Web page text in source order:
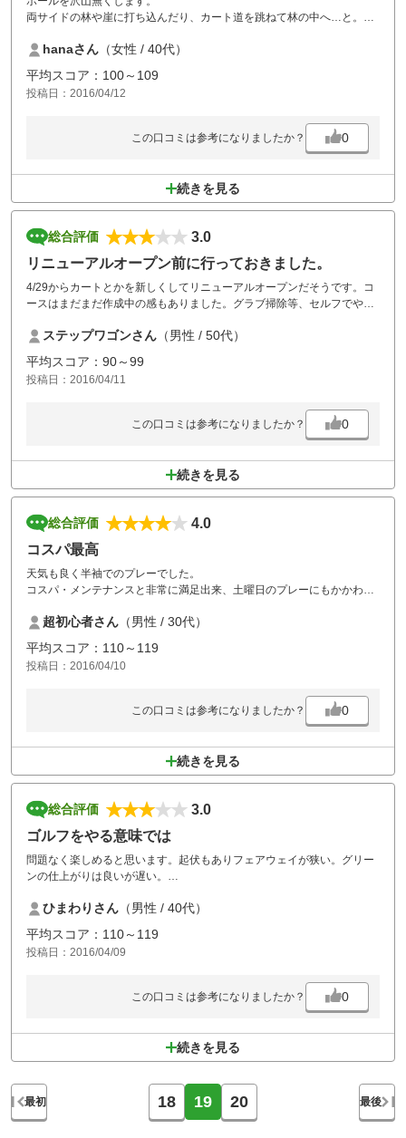
両サイドの林や崖に打ち込んだり、カート道を跳ねて林の中へ…と。手
山岳コースらしくup？down？も激しいです。
でも楽しいです。
牛歩な自分の成長にうちひしがれた私をら、水晶風呂が癒してくれま
す。
hanaさん （女性 / 40代）
平均スコア：100～109
投稿日：2016/04/12
この口コミは参考になりましたか？ 0
続きを見る
総合評価
3.0
リニューアルオープン前に行っておきました。
4/29からカートとかを新しくしてリニューアルオープンだそうです。コ
ースはまだまだ作成中の感もありました。グラブ掃除等、セルフでやる
ステップワゴンさん （男性 / 50代）
平均スコア：90～99
投稿日：2016/04/11
この口コミは参考になりましたか？ 0
続きを見る
総合評価
4.0
コスパ最高
天気も良く半袖でのプレーでした。
コスパ・メンテナンスと非常に満足出来、土曜日のプレーにもかかわら
た。
リニューアル前で、カートにGPSがついておらず、ブラインドコースが
多いため、苦労するコースも多かったです。
また、お伺いしたいと思います。よろしくお願いします。
超初心者さん （男性 / 30代）
平均スコア：110～119
投稿日：2016/04/10
この口コミは参考になりましたか？ 0
続きを見る
総合評価
3.0
ゴルフをやる意味では
問題なく楽しめると思います。起伏もありフェアウェイが狭い。グリー
ンの仕上がりは良いが遅い。
天気については書いても意味がないので書きません。
ひまわりさん （男性 / 40代）
平均スコア：110～119
投稿日：2016/04/09
この口コミは参考になりましたか？ 0
続きを見る
最初 18 19 20 最後